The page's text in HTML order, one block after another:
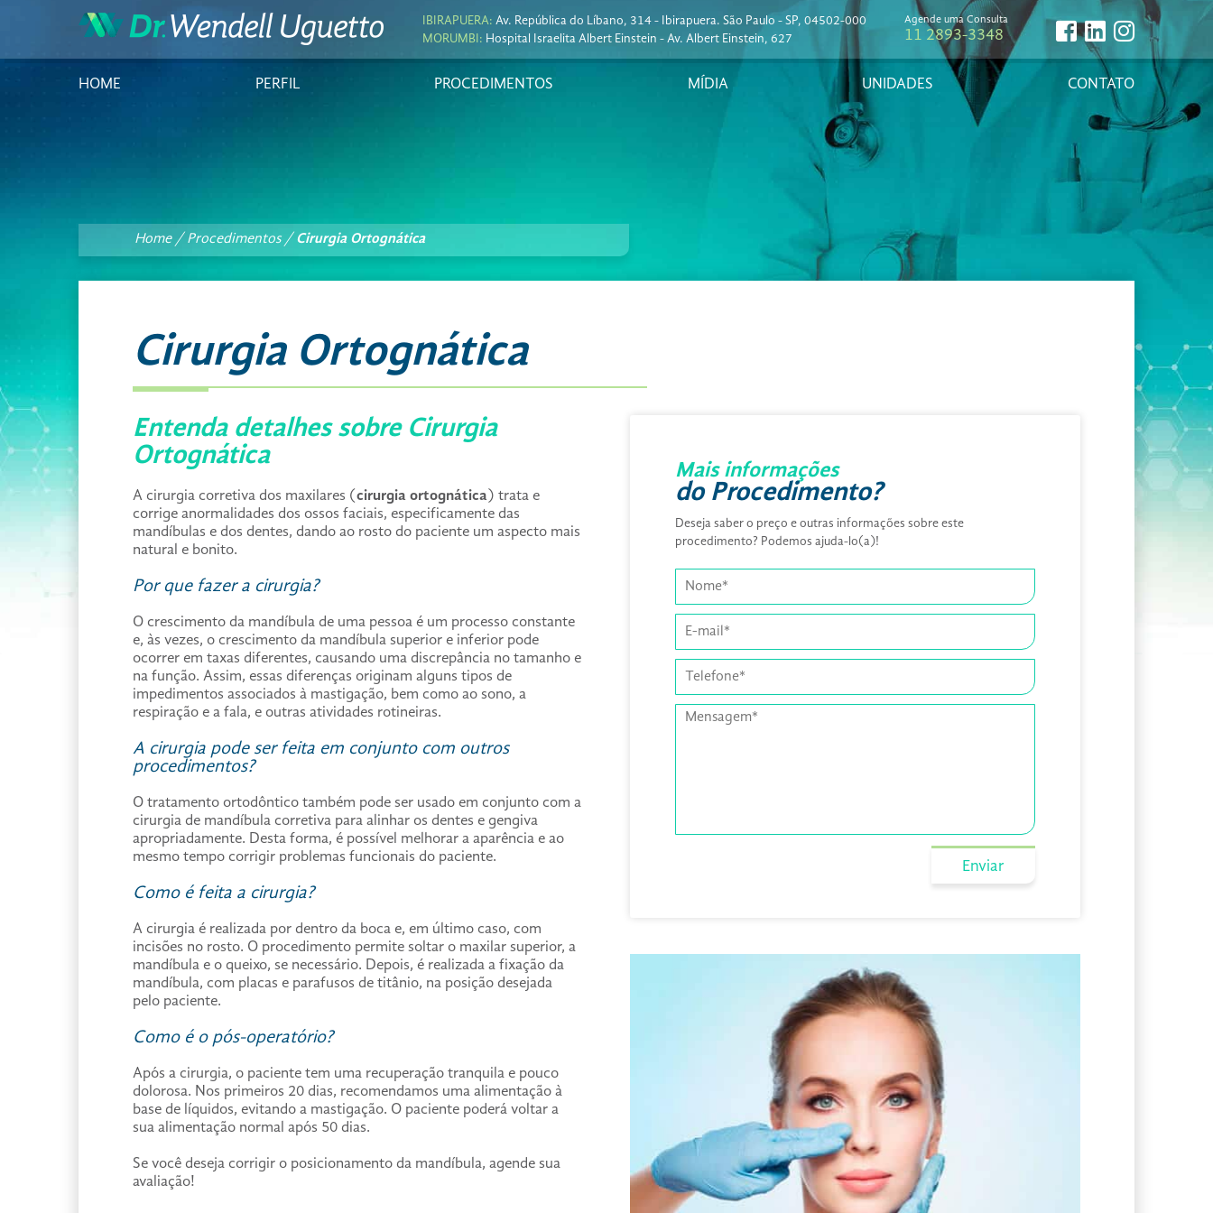
IBIRAPUERA: Av. República do Líbano, 314 - Ibirapuera. São Paulo - SP, 04502-000
MORUMBI: Hospital Israelita Albert Einstein - Av. Albert Einstein, 627
Agende uma Consulta
11 2893-3348
HOME PERFIL PROCEDIMENTOS MÍDIA UNIDADES CONTATO
Home / Procedimentos/ Cirurgia Ortognática
Cirurgia Ortognática
Entenda detalhes sobre Cirurgia
Ortognática
A cirurgia corretiva dos maxilares (cirurgia ortognática) trata e
corrige anormalidades dos ossos faciais, especificamente das
mandíbulas e dos dentes, dando ao rosto do paciente um aspecto mais
natural e bonito.
Por que fazer a cirurgia?
O crescimento da mandíbula de uma pessoa é um processo constante
e, às vezes, o crescimento da mandíbula superior e inferior pode
ocorrer em taxas diferentes, causando uma discrepância no tamanho e
na função. Assim, essas diferenças originam alguns tipos de
impedimentos associados à mastigação, bem como ao sono, a
respiração e a fala, e outras atividades rotineiras.
A cirurgia pode ser feita em conjunto com outros
procedimentos?
O tratamento ortodôntico também pode ser usado em conjunto com a
cirurgia de mandíbula corretiva para alinhar os dentes e gengiva
apropriadamente. Desta forma, é possível melhorar a aparência e ao
mesmo tempo corrigir problemas funcionais do paciente.
Como é feita a cirurgia?
A cirurgia é realizada por dentro da boca e, em último caso, com
incisões no rosto. O procedimento permite soltar o maxilar superior, a
mandíbula e o queixo, se necessário. Depois, é realizada a fixação da
mandíbula, com placas e parafusos de titânio, na posição desejada
pelo paciente.
Como é o pós-operatório?
Após a cirurgia, o paciente tem uma recuperação tranquila e pouco
dolorosa. Nos primeiros 20 dias, recomendamos uma alimentação à
base de líquidos, evitando a mastigação. O paciente poderá voltar a
sua alimentação normal após 50 dias.
Se você deseja corrigir o posicionamento da mandíbula, agende sua
avaliação!
Mais informações
do Procedimento?
Deseja saber o preço e outras informações sobre este
procedimento? Podemos ajuda-lo(a)!